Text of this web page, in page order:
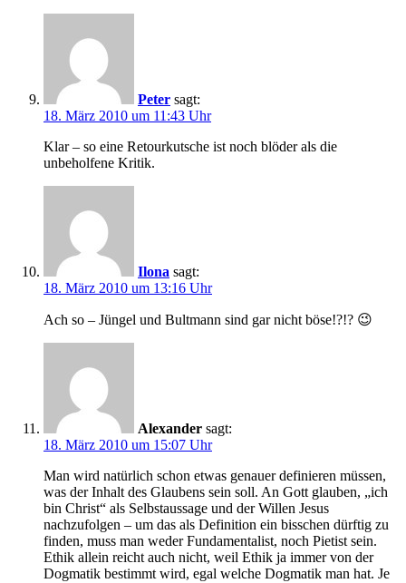
Peter sagt:
18. März 2010 um 11:43 Uhr
Klar – so eine Retourkutsche ist noch blöder als die
unbeholfene Kritik.
Ilona sagt:
18. März 2010 um 13:16 Uhr
Ach so – Jüngel und Bultmann sind gar nicht böse!?!? 😉
Alexander sagt:
18. März 2010 um 15:07 Uhr
Man wird natürlich schon etwas genauer definieren müssen,
was der Inhalt des Glaubens sein soll. An Gott glauben, „ich
bin Christ“ als Selbstaussage und der Willen Jesus
nachzufolgen – um das als Definition ein bisschen dürftig zu
finden, muss man weder Fundamentalist, noch Pietist sein.
Ethik allein reicht auch nicht, weil Ethik ja immer von der
Dogmatik bestimmt wird, egal welche Dogmatik man hat. Je